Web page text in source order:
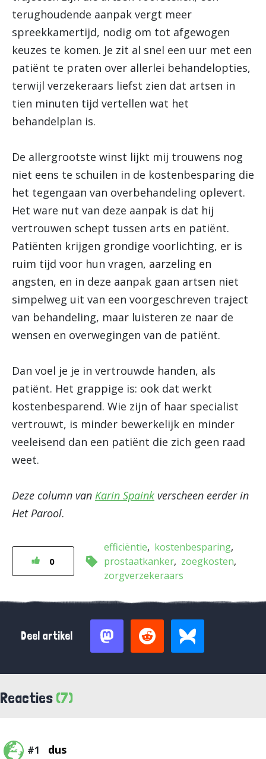
terughoudende aanpak vergt meer
spreekkamertijd, nodig om tot afgewogen
keuzes te komen. Je zit al snel een uur met een
patiënt te praten over allerlei behandelopties,
terwijl verzekeraars liefst zien dat artsen in
tien minuten tijd vertellen wat het
behandelplan is.
De allergrootste winst lijkt mij trouwens nog
niet eens te schuilen in de kostenbesparing die
het tegengaan van overbehandeling oplevert.
Het ware nut van deze aanpak is dat hij
vertrouwen schept tussen arts en patiënt.
Patiënten krijgen grondige voorlichting, er is
ruim tijd voor hun vragen, aarzeling en
angsten, en in deze aanpak gaan artsen niet
simpelweg uit van een voorgeschreven traject
van behandeling, maar luisteren ze naar de
wensen en overwegingen van de patiënt.
Dan voel je je in vertrouwde handen, als
patiënt. Het grappige is: ook dat werkt
kostenbesparend. Wie zijn of haar specialist
vertrouwt, is minder bewerkelijk en minder
veeleisend dan een patiënt die zich geen raad
weet.
Deze column van Karin Spaink verscheen eerder in
Het Parool.
0
efficiëntie
kostenbesparing
prostaatkanker zoegkosten
zorgverzekeraars
Deel artikel
Reacties (7)
#1 dus